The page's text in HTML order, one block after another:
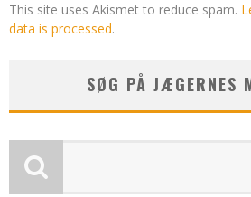
This site uses Akismet to reduce spam.
data is processed.
SØG PÅ JÆGERNES